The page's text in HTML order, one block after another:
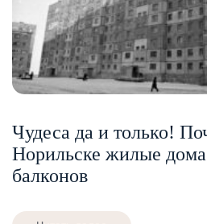
Чудеса да и только!
Норильске жилые дома
балконов